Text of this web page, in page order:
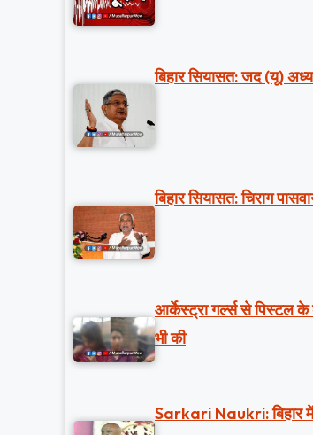
बिहार सियासत: जद (यू)
बिहार सियासत: चिराग
आर्केस्ट्रा गर्ल्स से पिस्टल
भी की
Sarkari Naukri: बिहार में